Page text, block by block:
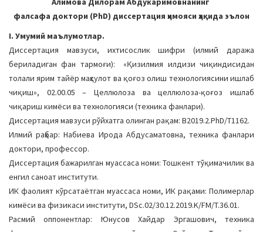
v
g
a
t
i
o
n
фалсафа доктори (PhD) диссертация ҳимояси ҳақида эълон
I. Умумий маълумотлар.
Диссертация мавзуси, ихтисослик шифри (илмий даража
бериладиган фан тармоғи): «Қизилмия илдизи чиқиндисидан
толали ярим тайёр маҳсулот ва қоғоз олиш технологиясини ишлаб
чиқиш», 02.00.05 – Целлюлоза ва целлюлоза-қоғоз ишлаб
чиқариш кимёси ва технологияси (техника фанлари).
Диссертация мавзуси рўйхатга олинган рақам: В2019.2.PhD/Т1162.
Илмий раҳбар: Набиева Ирода Абдусаматовна, техника фанлари
доктори, профессор.
Диссертация бажарилган муассаса номи: Тошкент тўқимачилик ва
енгил саноат институти.
ИК фаолият кўрсатаётган муассаса номи, ИК рақами: Полимерлар
кимёси ва физикаси институти, DSc.02/30.12.2019.K/FM/T.36.01.
Расмий оппонентлар: Юнусов Хайдар Эргашович, техника